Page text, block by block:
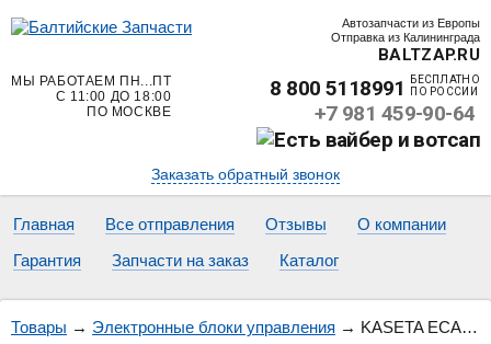
Автозапчасти из Европы
Отправка из Калининграда
BALTZAP.RU
МЫ РАБОТАЕМ ПН...ПТ
С 11:00 ДО 18:00
ПО МОСКВЕ
8 800 5118991
БЕСПЛАТНО
ПО РОССИИ
+7 981 459-90-64
Заказать обратный звонок
Главная Все отправления Отзывы
О компании
Гарантия
Запчасти на заказ Каталог
Товары → Электронные блоки управления → KASETA ECAS WABCO MAN TGA 81258117010